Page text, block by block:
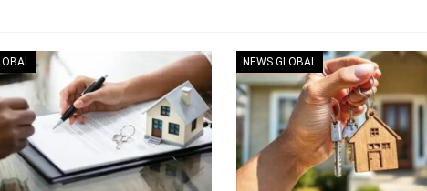
NEWS GLOBAL